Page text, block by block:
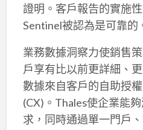
證明。客戶報告的實施
Sentinel被認為是可靠的
業務數據洞察力使銷售
戶享有比以前更詳細、
數據來自客戶的自助授
(CX)。Thales使企業能
求，同時通過單一門戶